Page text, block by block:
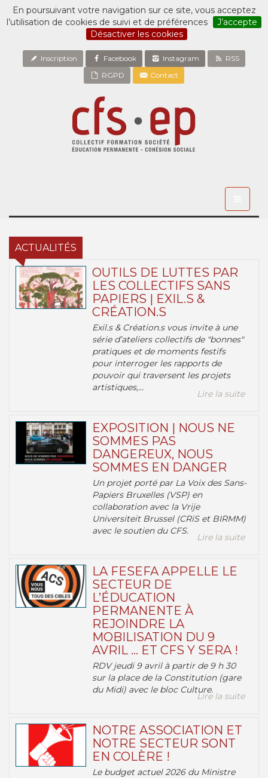
En poursuivant votre navigation sur ce site, vous acceptez
l’utilisation de cookies de suivi et de préférences
J’accepte
Désactiver les cookies
Inscription Facebook Instagram
RSS
RGPD
Contact
ACTUALITÉS
OUTILS DE LUTTES PAR
LES COLLECTIFS SANS
PAPIERS | EXIL.S &
CRÉATION.S
Exil.s & Création.s vous invite à une
série d’ateliers collectifs de "bonnes"
pratiques et de moments festifs
pour interroger les rapports de
pouvoir qui traversent les projets
artistiques,...
Lire la suite
EXPOSITION | NOUS NE
SOMMES PAS
DANGEREUX, NOUS
SOMMES EN DANGER
Un projet porté par La Voix des Sans-
Papiers Bruxelles (VSP) en
collaboration avec la Vrije
Universiteit Brussel (CRiS et BIRMM)
avec le soutien du CFS.
Lire la suite
LA FESEFA APPELLE LE
SECTEUR DE
L’ÉDUCATION
PERMANENTE À
REJOINDRE LA
MOBILISATION DU 9
AVRIL … ET CFS Y SERA !
RDV jeudi 9 avril à partir de 9 h 30
sur la place de la Constitution (gare
du Midi) avec le bloc Culture.
Lire la suite
NOTRE ASSOCIATION ET
NOTRE SECTEUR SONT
EN COLÈRE !
Le budget actuel 2026 du Ministre